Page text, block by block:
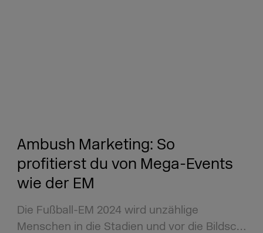
Ambush Marketing: So
profitierst du von Mega-Events
wie der EM
Die Fußball-EM 2024 wird unzählige
Menschen in die Stadien und vor die Bildsc…